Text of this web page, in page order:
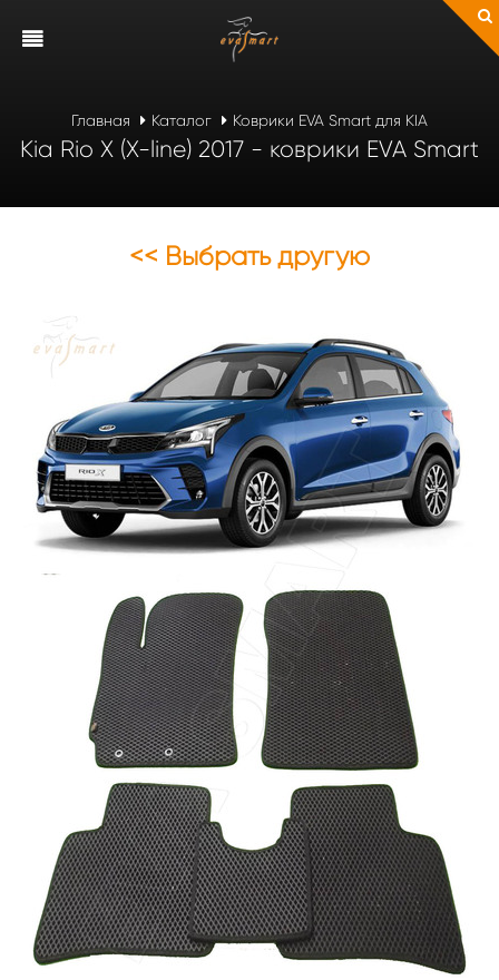
Главная Каталог Коврики EVA Smart для KIA
Kia Rio X (X-line) 2017 - коврики EVA Smart
<< Выбрать другую